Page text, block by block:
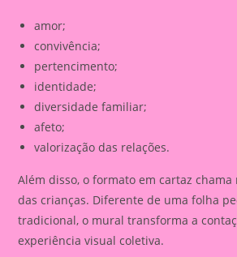
amor;
convivência;
pertencimento;
identidade;
diversidade familiar;
afeto;
valorização das relações.
Além disso, o formato em cartaz
das crianças. Diferente de uma folha
tradicional, o mural transforma a
experiência visual coletiva.